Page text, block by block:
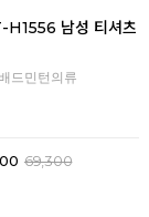
H1556 남성 티셔츠
드민턴의류
69,300